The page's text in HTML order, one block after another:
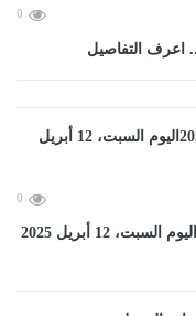
0
اعرف التفاصيل
0
حظك اليوم.. توقعات الابراج الأحد 13-4-2025اليوم السبت، 12 أبريل 2025